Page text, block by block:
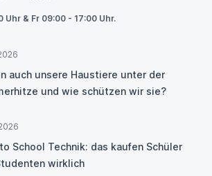
Uhr & Fr 09:00 - 17:00 Uhr.
auch unsere Haustiere unter der
und wie schützen wir sie?
School Technik: das kaufen Schüler
wirklich